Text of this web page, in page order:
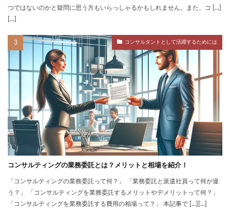
つではないのかと疑問に思う方もいらっしゃるかもしれません。また、コ […]
[…]
コンサルタントとして活躍するためには
コンサルティングの業務委託とは？メリットと相場を紹介！
「コンサルティングの業務委託って何？」 「業務委託と派遣社員って何が違
う？」 「コンサルティングを業務委託するメリットやデメリットって何？」
「コンサルティングを業務委託する費用の相場って？」 本記事で […][…]